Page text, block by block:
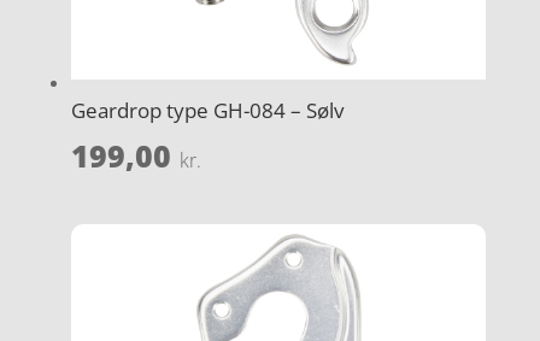
Geardrop type GH-084 – Sølv
199,00 kr.